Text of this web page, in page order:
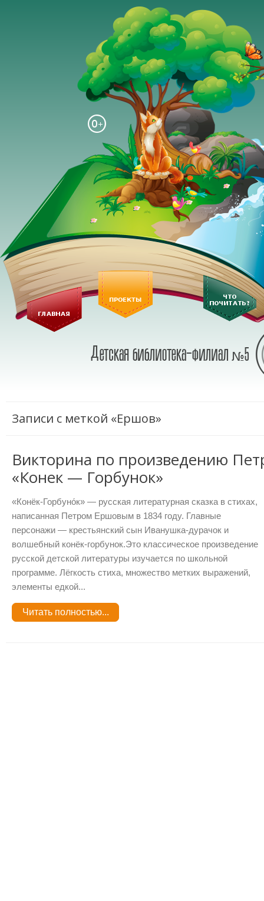
Записи с меткой «Ершов»
Викторина по произведению
«Конек — Горбунок»
«Конёк-Горбуно́к» — русская литературная сказка в стихах,
написанная Петром Ершовым в 1834 году. Главные
персонажи — крестьянский сын Иванушка-дурачок и
волшебный конёк-горбунок.Это классическое произведение
русской детской литературы изучается по школьной
программе. Лёгкость стиха, множество метких выражений,
элементы едкой...
Читать полностью...